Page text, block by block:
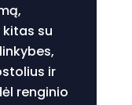
su
ir
renginio